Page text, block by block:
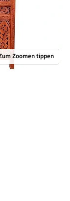
Zoomen tippen